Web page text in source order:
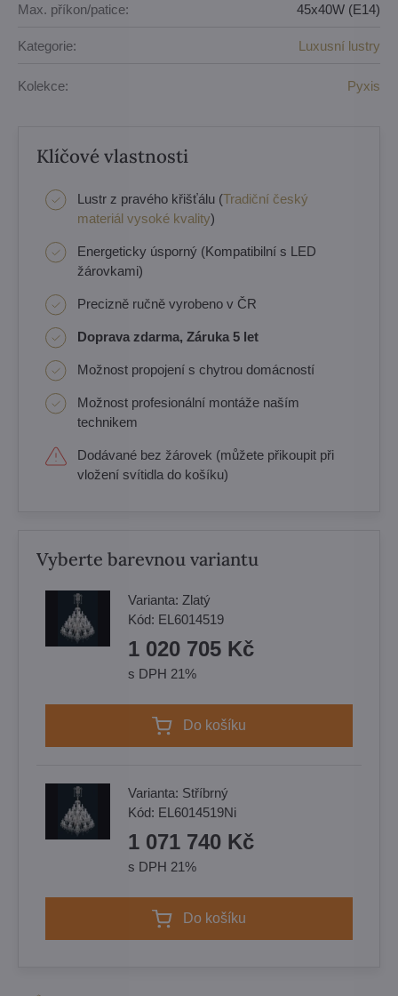
Max. příkon/patice: 45x40W (E14)
Kategorie: Luxusní lustry
Kolekce: Pyxis
Klíčové vlastnosti
Lustr z pravého křišťálu (Tradiční český
materiál vysoké kvality)
Energeticky úsporný (Kompatibilní s LED
žárovkami)
Precizně ručně vyrobeno v ČR
Doprava zdarma, Záruka 5 let
Možnost propojení s chytrou domácností
Možnost profesionální montáže naším
technikem
Dodávané bez žárovek (můžete přikoupit při
vložení svítidla do košíku)
Vyberte barevnou variantu
Varianta: Zlatý
Kód: EL6014519
1 020 705 Kč
s DPH 21%
Do košíku
Varianta: Stříbrný
Kód: EL6014519Ni
1 071 740 Kč
s DPH 21%
Do košíku